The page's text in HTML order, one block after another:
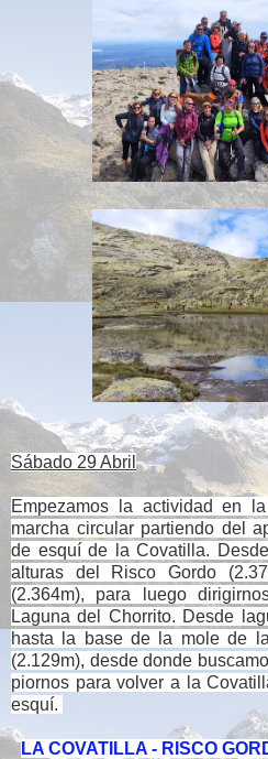
Sábado 29 Abril
Empezamos la actividad en
marcha circular partiendo del
de esquí de la Covatilla.
alturas del Risco Gordo
(2.364m), para luego
Laguna del Chorrito. Desde
hasta la base de la mole de
(2.129m), desde donde
piornos para volver a la
esquí.
LA COVATILLA - RISCO